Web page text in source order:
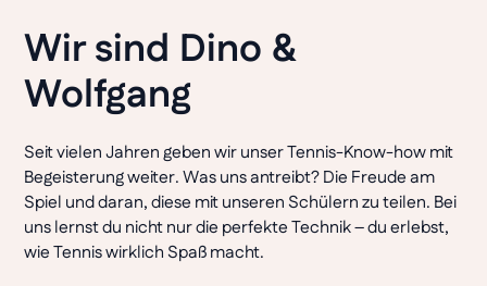
Wir sind Dino &
Wolfgang
Seit vielen Jahren geben wir unser Tennis-Know-how mit
Begeisterung weiter. Was uns antreibt? Die Freude am
Spiel und daran, diese mit unseren Schülern zu teilen. Bei
uns lernst du nicht nur die perfekte Technik – du erlebst,
wie Tennis wirklich Spaß macht.